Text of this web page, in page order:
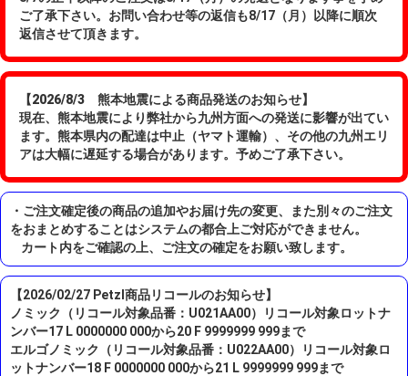
ご了承下さい。お問い合わせ等の返信も8/17（月）以降に順次
返信させて頂きます。
【2026/8/3 熊本地震による商品発送のお知らせ】
現在、熊本地震により弊社から九州方面への発送に影響が出てい
ます。熊本県内の配達は中止（ヤマト運輸）、その他の九州エリ
アは大幅に遅延する場合があります。予めご了承下さい。
・ご注文確定後の商品の追加やお届け先の変更、また別々のご注文
をおまとめすることはシステムの都合上ご対応ができません。
カート内をご確認の上、ご注文の確定をお願い致します。
【2026/02/27 Petzl商品リコールのお知らせ】
ノミック（リコール対象品番：U021AA00）リコール対象ロットナ
ンバー17 L 0000000 000から20 F 9999999 999まで
エルゴノミック（リコール対象品番：U022AA00）リコール対象ロ
ットナンバー18 F 0000000 000から21 L 9999999 999まで